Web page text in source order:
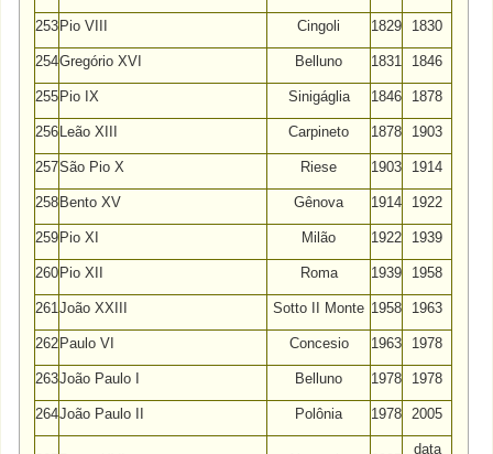
253 Pio VIII Cingoli 1829 1830
254Gregório XVI Belluno 1831 1846
255 Pio IX Sinigáglia 1846 1878
256 Leão XIII Carpineto 1878 1903
257São Pio X Riese 1903 1914
258 Bento XV Gênova 1914 1922
259 Pio XI Milão 1922 1939
260 Pio XII Roma 1939 1958
261João XXIII Sotto II Monte 1958 1963
262 Paulo VI Concesio 1963 1978
263João Paulo I Belluno 1978 1978
264João Paulo II Polônia 1978 2005
data